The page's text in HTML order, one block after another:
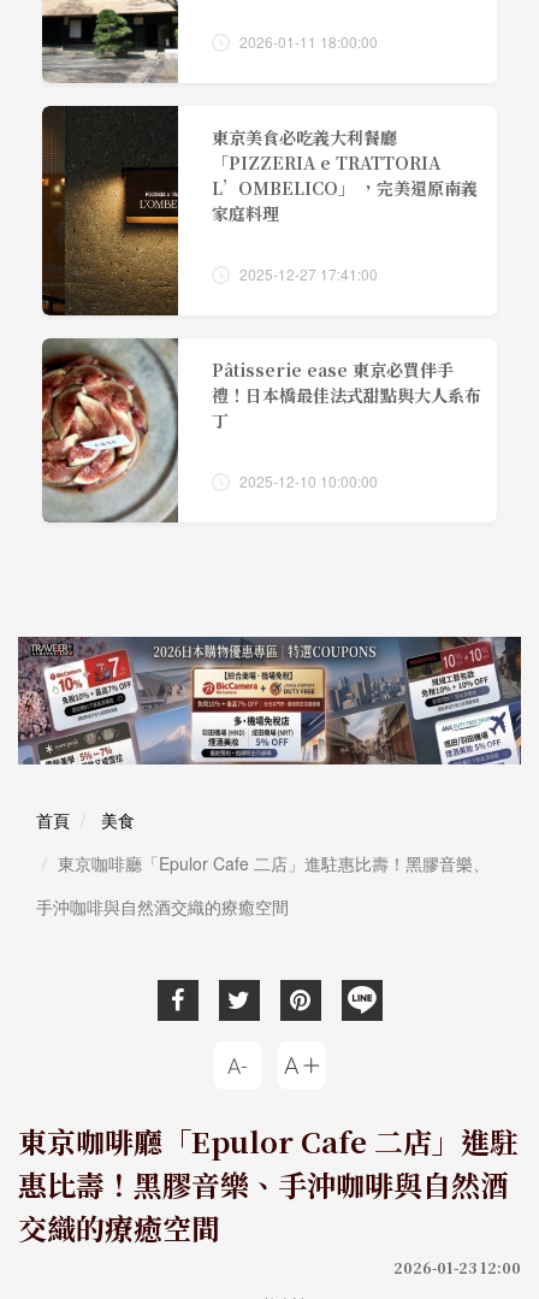
2026-01-11 18:00:00
東京美食必吃義大利餐廳
「PIZZERIA e TRATTORIA
L’OMBELICO」 ，完美還原南義
家庭料理
2025-12-27 17:41:00
Pâtisserie ease 東京必買伴手
禮！日本橋最佳法式甜點與大人系布
丁
2025-12-10 10:00:00
首頁
美食
東京咖啡廳「Epulor Cafe 二店」進駐惠比壽！黑膠音樂、
手沖咖啡與自然酒交織的療癒空間
東京咖啡廳「Epulor Cafe 二店」進駐
惠比壽！黑膠音樂、手沖咖啡與自然酒
交織的療癒空間
2026-01-23 12:00